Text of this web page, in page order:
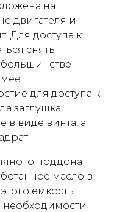
на
двигателя и
Для доступа к
снять
для доступа к
заглушка
в виде винта, а
поддона
масло в
емкость.
необходимости